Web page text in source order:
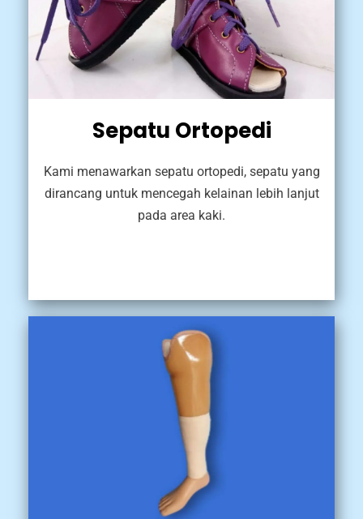
Sepatu Ortopedi
Kami menawarkan sepatu ortopedi, sepatu yang
dirancang untuk mencegah kelainan lebih lanjut
pada area kaki.